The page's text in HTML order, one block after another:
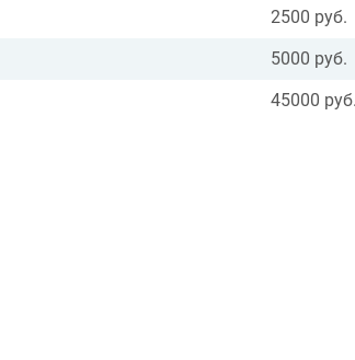
2500 руб.
5000 руб.
45000 руб.